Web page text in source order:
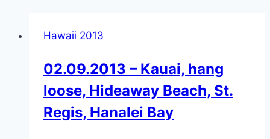
Hawaii 2013
02.09.2013 – Kauai, hang
loose, Hideaway Beach, St.
Regis, Hanalei Bay